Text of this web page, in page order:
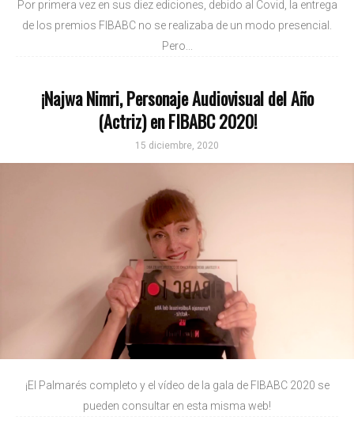
Por primera vez en sus diez ediciones, debido al Covid, la entrega
de los premios FIBABC no se realizaba de un modo presencial.
Pero...
¡Najwa Nimri, Personaje Audiovisual del Año
(Actriz) en FIBABC 2020!
15 diciembre, 2020
¡El Palmarés completo y el vídeo de la gala de FIBABC 2020 se
pueden consultar en esta misma web!